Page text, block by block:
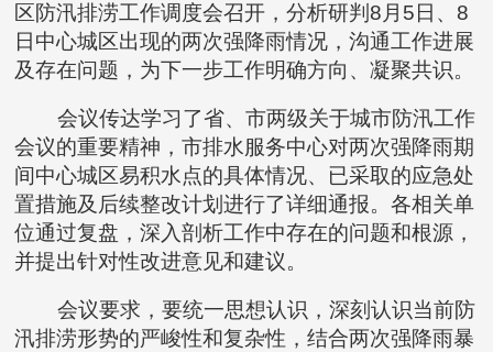
区防汛排涝工作调度会召开，分析研判8月5日、8
日中心城区出现的两次强降雨情况，沟通工作进展
及存在问题，为下一步工作明确方向、凝聚共识。
会议传达学习了省、市两级关于城市防汛工作
会议的重要精神，市排水服务中心对两次强降雨期
间中心城区易积水点的具体情况、已采取的应急处
置措施及后续整改计划进行了详细通报。各相关单
位通过复盘，深入剖析工作中存在的问题和根源，
并提出针对性改进意见和建议。
会议要求，要统一思想认识，深刻认识当前防
汛排涝形势的严峻性和复杂性，结合两次强降雨暴